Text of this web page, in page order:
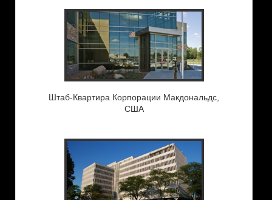
Штаб-Квартира Корпорации Макдональдс,
США